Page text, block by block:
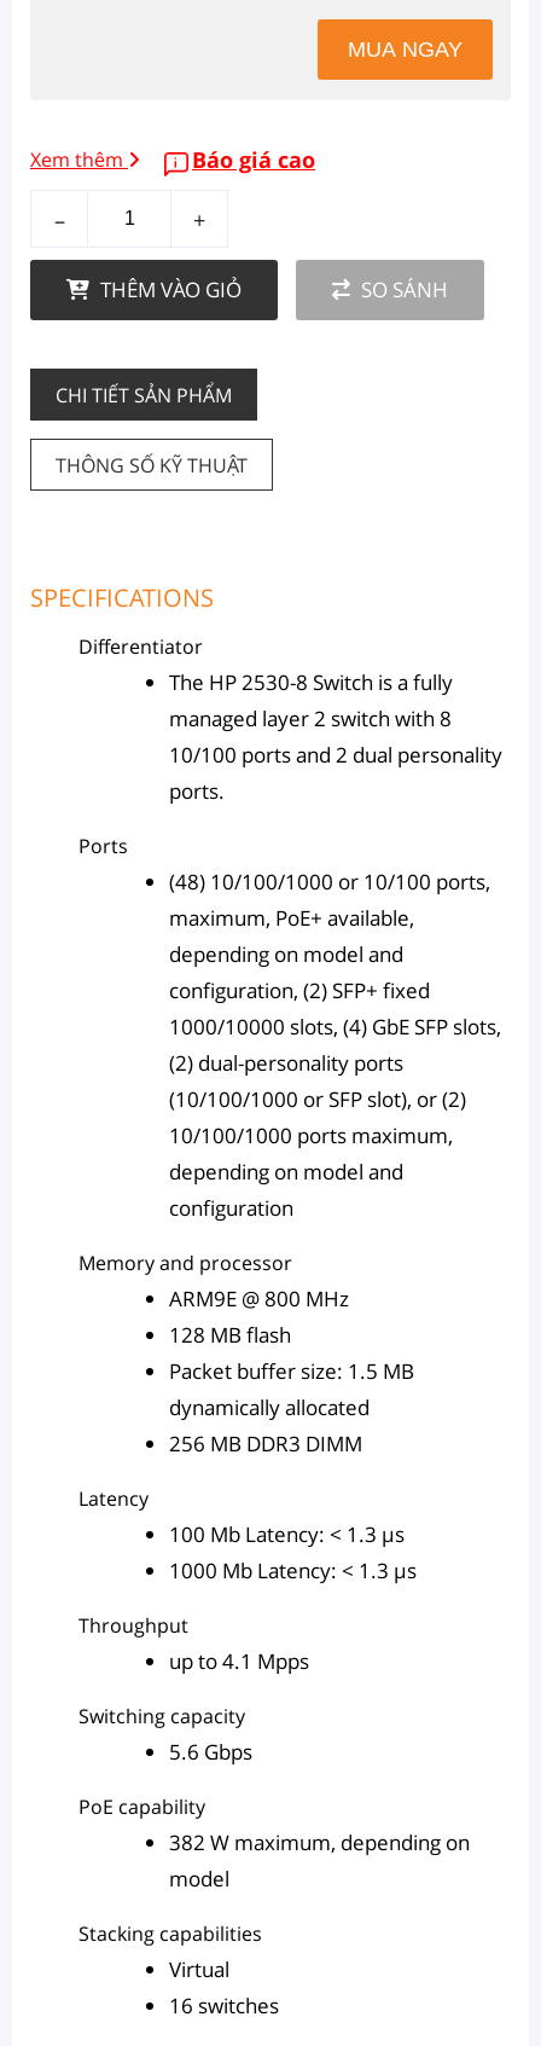
Xem thêm Báo giá cao
– +
THÊM VÀO GIỎ SO SÁNH
CHI TIẾT SẢN PHẨM
THÔNG SỐ KỸ THUẬT
SPECIFICATIONS
Differentiator
The HP 2530-8 Switch is a fully
managed layer 2 switch with 8
10/100 ports and 2 dual personality
ports.
Ports
(48) 10/100/1000 or 10/100 ports,
maximum, PoE+ available,
depending on model and
configuration, (2) SFP+ fixed
1000/10000 slots, (4) GbE SFP slots,
(2) dual-personality ports
(10/100/1000 or SFP slot), or (2)
10/100/1000 ports maximum,
depending on model and
configuration
Memory and processor
ARM9E @ 800 MHz
128 MB flash
Packet buffer size: 1.5 MB
dynamically allocated
256 MB DDR3 DIMM
Latency
100 Mb Latency: < 1.3 µs
1000 Mb Latency: < 1.3 µs
Throughput
up to 4.1 Mpps
Switching capacity
5.6 Gbps
PoE capability
382 W maximum, depending on
model
Stacking capabilities
Virtual
16 switches